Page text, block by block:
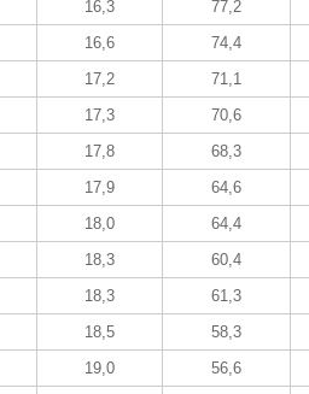
16,3 77,2
16,6 74,4
17,2 71,1
17,3 70,6
17,8 68,3
17,9 64,6
18,0 64,4
18,3 60,4
18,3 61,3
18,5 58,3
19,0 56,6